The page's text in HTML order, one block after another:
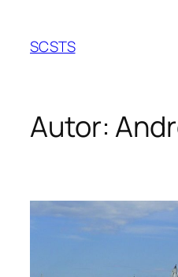
springen
SCSTS
Autor: